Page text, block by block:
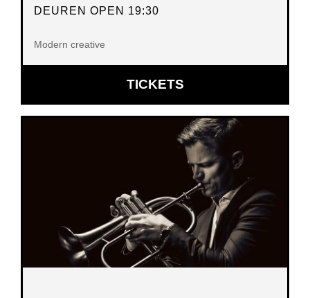
DEUREN OPEN 19:30
Modern creative
TICKETSOPENT
IN
NIEUW
VENSTER